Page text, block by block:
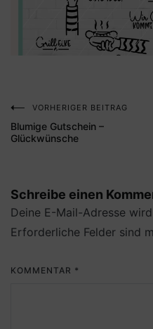
VORHERIGER BEITRAG
Blumige Gutschein –
Glückwünsche
Schreibe einen
Deine E-Mail-Adresse
Erforderliche Felder sind
KOMMENTAR *